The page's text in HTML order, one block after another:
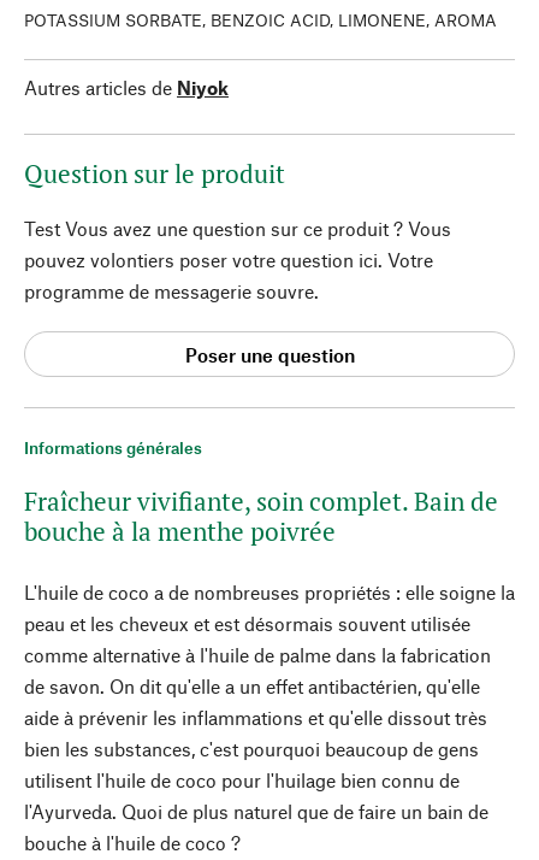
Informations générales
Fraîcheur vivifiante, soin complet. Bain de
bouche à la menthe poivrée
L'huile de coco a de nombreuses propriétés : elle soigne la
peau et les cheveux et est désormais souvent utilisée
comme alternative à l'huile de palme dans la fabrication
de savon. On dit qu'elle a un effet antibactérien, qu'elle
aide à prévenir les inflammations et qu'elle dissout très
bien les substances, c'est pourquoi beaucoup de gens
utilisent l'huile de coco pour l'huilage bien connu de
l'Ayurveda. Quoi de plus naturel que de faire un bain de
bouche à l'huile de coco ?
POTASSIUM SORBATE, BENZOIC ACID, LIMONENE, AROMA
Autres articles de Niyok
Question sur le produit
Test Vous avez une question sur ce produit ? Vous
pouvez volontiers poser votre question ici. Votre
programme de messagerie souvre.
Poser une question